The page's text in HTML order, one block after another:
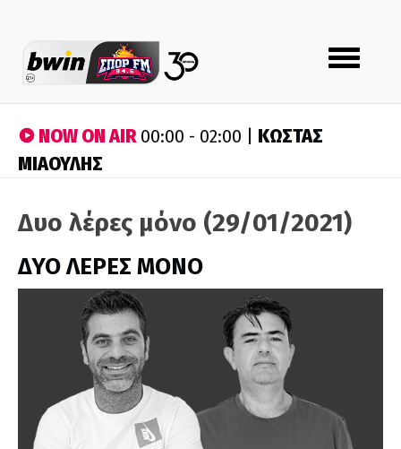
Toggle
navigation
NOW ON AIR00:00 - 02:00 | ΚΩΣΤΑΣ
ΜΙΑΟΥΛΗΣ
Δυο λέρες μόνο (29/01/2021)
ΔΥΟ ΛΕΡΕΣ ΜΟΝΟ